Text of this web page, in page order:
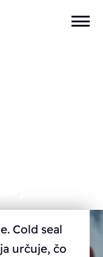
Cold seal
určuje, čo